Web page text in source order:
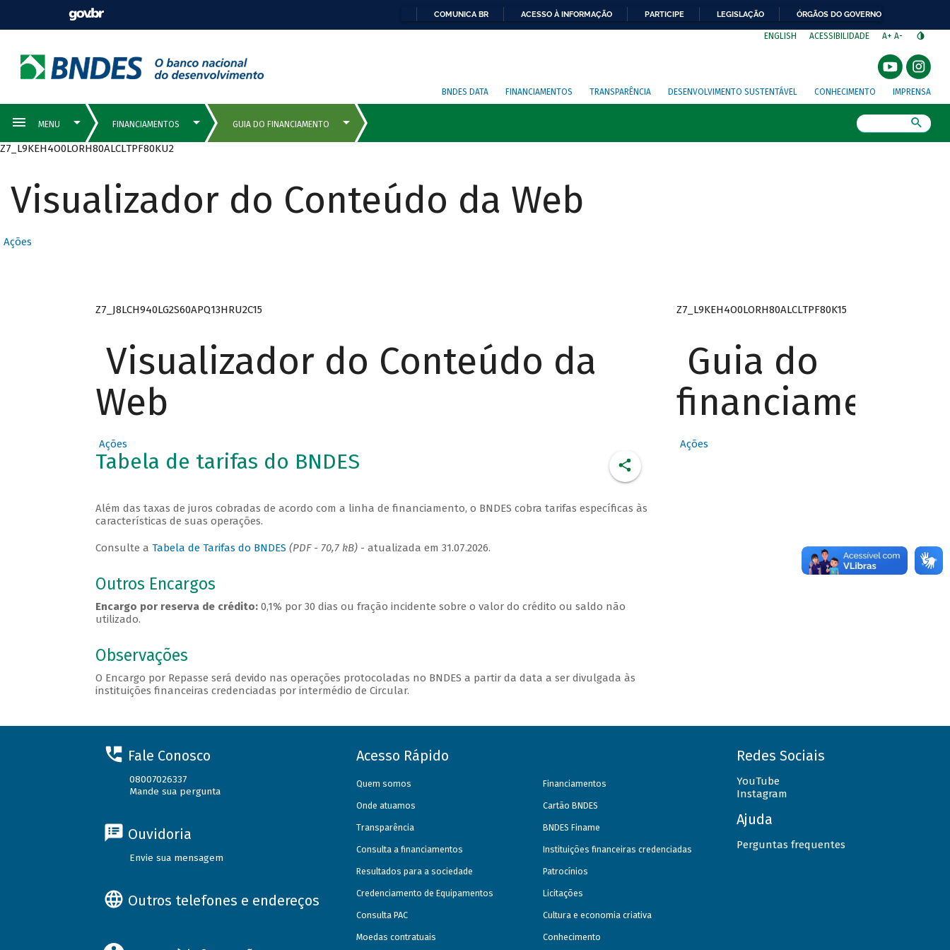
COMUNICA BR ACESSO À INFORMAÇÃO PARTICIPE LEGISLAÇÃO ÓRGÃOS DO GOVERNO
ENGLISH ACESSIBILIDADE A+ A-
BNDES DATA FINANCIAMENTOS TRANSPARÊNCIA DESENVOLVIMENTO SUSTENTÁVEL CONHECIMENTO IMPRENSA
Z7_L9KEH4O0LORH80ALCLTPF80KU2
Visualizador do Conteúdo da Web
Ações
Z7_J8LCH940LG2S60APQ13HRU2C15
Visualizador do Conteúdo da
Web
Ações
Tabela de tarifas do BNDES
Além das taxas de juros cobradas de acordo com a linha de financiamento, o BNDES cobra tarifas específicas às
características de suas operações.
Consulte a Tabela de Tarifas do BNDES (PDF - 70,7 kB)- atualizada em 31.07.2026.
Outros Encargos
Encargo por reserva de crédito:0,1% por 30 dias ou fração incidente sobre o valor do crédito ou saldo não
utilizado.
Observações
O Encargo por Repasse será devido nas operações protocoladas no BNDES a partir da data a ser divulgada às
instituições financeiras credenciadas por intermédio de Circular.
Z7_L9KEH4O0LORH80ALCLTPF80K15
Guia do
financiamento
Ações
Fale Conosco
08007026337
Mande sua pergunta
Ouvidoria
Envie sua mensagem
Outros telefones e endereços
Acesso Rápido
Quem somos
Onde atuamos
Transparência
Consulta a financiamentos
Resultados para a sociedade
Credenciamento de Equipamentos
Consulta PAC
Moedas contratuais
Financiamentos
Cartão BNDES
BNDES Finame
Instituições financeiras credenciadas
Patrocínios
Licitações
Cultura e economia criativa
Conhecimento
Redes Sociais
YouTube
Instagram
Ajuda
Perguntas frequentes